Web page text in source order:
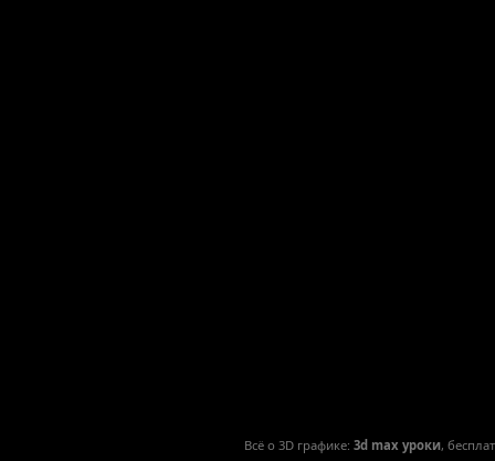
Всё о 3D графике: 3d max уроки,